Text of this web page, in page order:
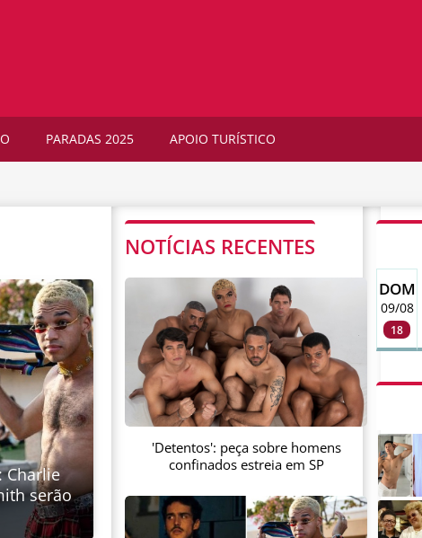
PARADAS 2025 APOIO TURÍSTICO
Charlie
serão
NOTÍCIAS RECENTES
'Detentos': peça sobre homens
confinados estreia em SP
DOM
09/08
18